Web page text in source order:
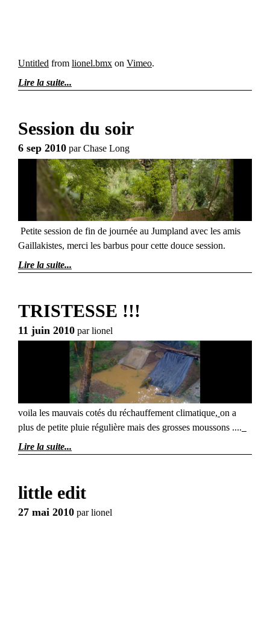
Untitled from lionel.bmx on Vimeo.
Lire la suite
Session du soir
6 sep 2010 parChase Long
Petite session de fin de journée au Jumpland avec les amis
Gaillakistes, merci les barbus pour cette douce session.
Lire la suite
TRISTESSE !!!
11 juin 2010 parlionel
voila les mauvais cotés du réchauffement climatique, on a
plus de petite pluie régulière mais des grosses moussons ....
Lire la suite
little edit
27 mai 2010 parlionel